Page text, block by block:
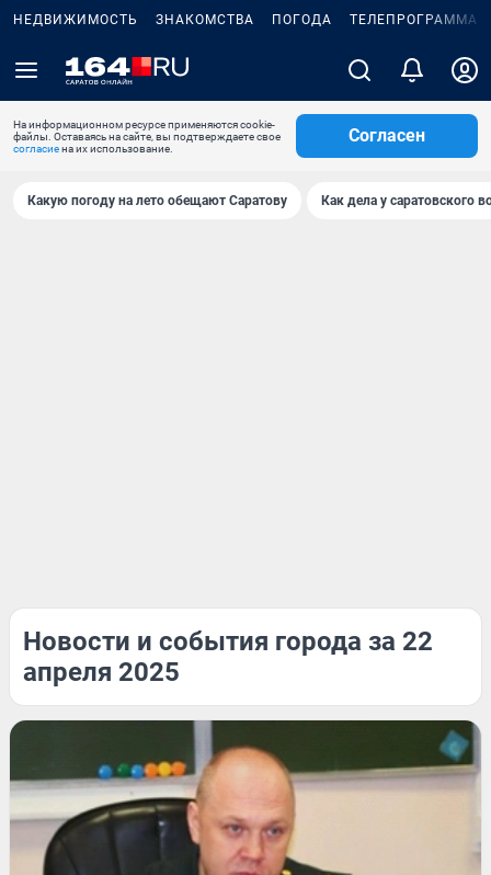
НЕДВИЖИМОСТЬ ЗНАКОМСТВА ПОГОДА ТЕЛЕПРОГРАММА
На информационном ресурсе применяются cookie-
файлы. Оставаясь на сайте, вы подтверждаете свое
согласиена их использование.
Согласен
Какую погоду на лето обещают Саратову Как дела у саратовского
Новости и события города за 22
апреля 2025